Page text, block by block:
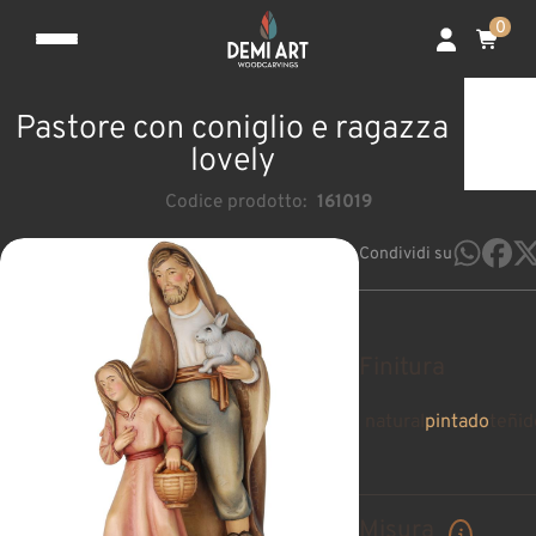
0
Pastore con coniglio e ragazza
lovely
Codice prodotto: 161019
Condividi su
pintado